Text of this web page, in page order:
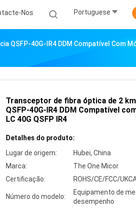
Nos Portuguese
QSFP-40G-IR4 DDM Compatível Com
Transceptor de fibra óptica de 2
QSFP-40G-IR4 DDM Compatível
LC 40G QSFP IR4
Detalhes do produto:
Lugar de origem:
Hubei, China
Marca:
The One Micor
Certificação:
ROHS/CE/FCC/
Número do modelo:
Equipamento de
desempenho